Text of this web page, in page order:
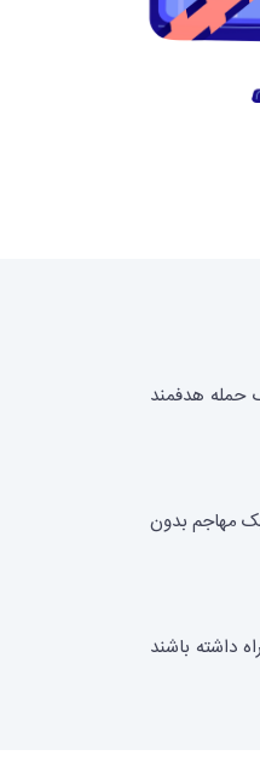
حمله هدفمند
مهاجم بدون
داشته باشند